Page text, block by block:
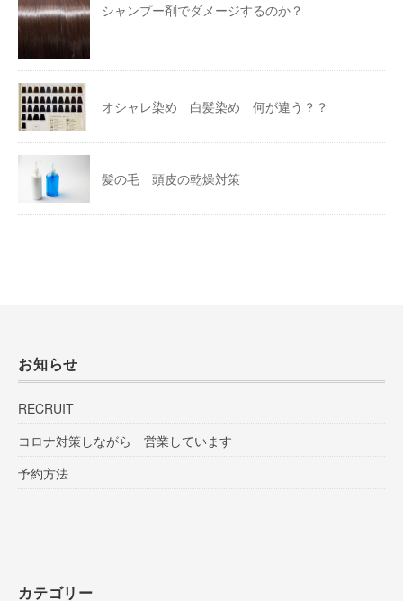
シャンプー剤でダメージするのか？
オシャレ染め 白髪染め 何が違う？？
髪の毛 頭皮の乾燥対策
お知らせ
RECRUIT
コロナ対策しながら 営業しています
予約方法
カテゴリー